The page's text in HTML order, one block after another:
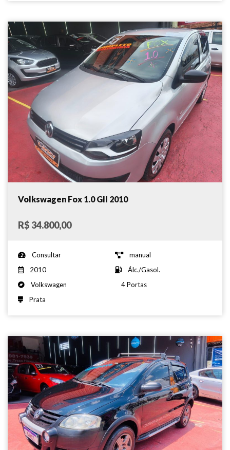
Volkswagen Fox 1.0 GII 2010
R$ 34.800,00
Consultar
manual
2010
Álc./Gasol.
Volkswagen
4 Portas
Prata